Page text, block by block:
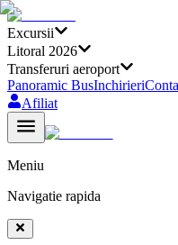
Excursii
Litoral 2026
Transferuri aeroport
Panoramic BusInchirieri
Afiliat
Meniu
Navigatie rapida